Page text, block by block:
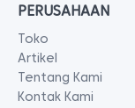
PERUSAHAAN
Toko
Artikel
Tentang Kami
Kontak Kami